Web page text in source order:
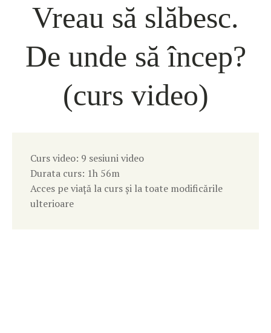
Vreau să slăbesc.
De unde să încep?
(curs video)
Curs video: 9 sesiuni video
Durata curs: 1h 56m
Acces pe viață la curs și la toate modificările
ulterioare